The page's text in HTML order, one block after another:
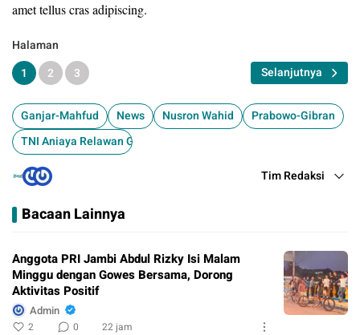
amet tellus cras adipiscing.
Halaman
1
2 3 Selanjutnya
Ganjar-Mahfud News Nusron Wahid
Prabowo-Gibran
TNI Aniaya Relawan Ganjar
Tim Redaksi
Bacaan Lainnya
Anggota PRI Jambi Abdul Rizky Isi Malam
Minggu dengan Gowes Bersama, Dorong
Aktivitas Positif
Admin
2 0 22 jam